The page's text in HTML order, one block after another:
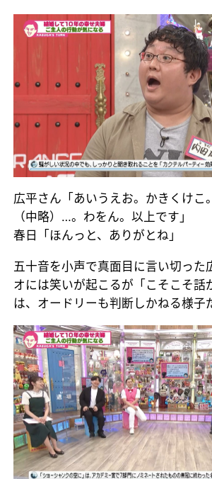
広平さん「あいうえお。かきくけこ
（中略）…。わをん。以上です」
春日「ほんっと、ありがとね」
五十音を小声で真面目に言い切った
オには笑いが起こるが「こそこそ話
は、オードリーも判断しかねる様子